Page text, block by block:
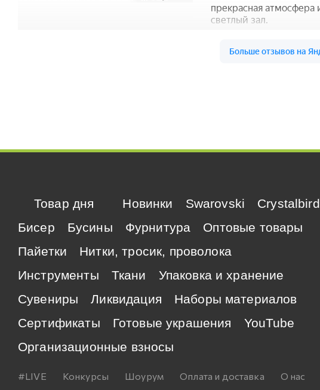
Товар дня Новинки Swarovski
Crystalbird
Бисер
Бусины Фурнитура
Оптовые товары
Пайетки
Нитки, тросик, проволока
Инструменты
Ткани
Упаковка и хранение
Сувениры
Ликвидация
Наборы материалов
Сертификаты
Готовые украшения
YouTube
Организационные взносы
#LIVE Конкурсы Шоурум Оплата и доставка О нас